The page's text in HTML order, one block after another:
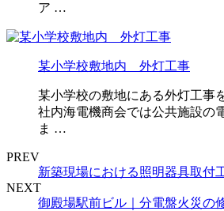
ア …
某小学校敷地内 外灯工事
某小学校の敷地にある外灯工事
社内海電機商会では公共施設の
ま …
PREV
新築現場における照明器具取付
NEXT
御殿場駅前ビル｜分電盤火災の